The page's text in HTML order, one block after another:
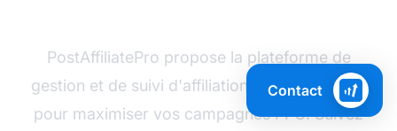
PostAffiliatePro propose la plateforme de
gestion et de suivi d'affiliation la plus avancée
pour maximiser vos campagnes PPC. Suivez
Contact